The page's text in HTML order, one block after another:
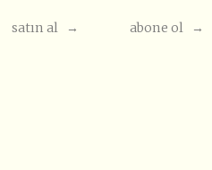
satın al → abone ol →